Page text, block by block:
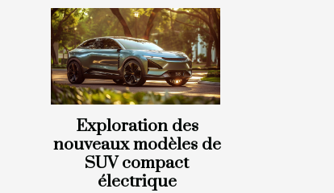
Exploration des
nouveaux modèles de
SUV compact
électrique